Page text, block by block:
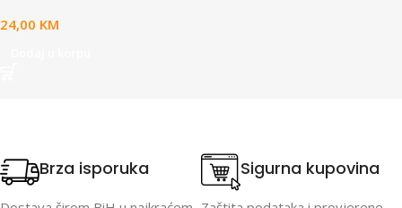
24,00 KM
Brza isporuka Sigurna kupovina